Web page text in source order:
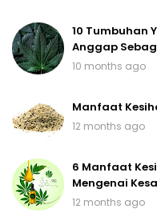
10 Tumbuhan
Anggap
10 months ago
Manfaat
12 months ago
6 Manfaat
Mengenai
12 months ago